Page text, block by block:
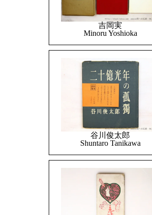
吉岡実
Minoru Yoshioka
谷川俊太郎
Shuntaro Tanikawa